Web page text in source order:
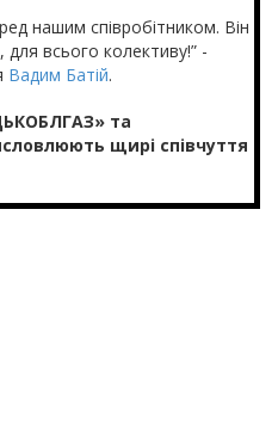
нашим співробітником. Він
всього колективу!” -
Вадим Батій.
та
щирі співчуття